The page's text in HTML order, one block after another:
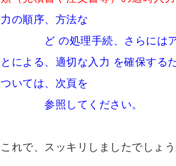
力の順序、方法な
ど の処理手続、さらにはアウ
とによる、適切な入力 を確保する
ついては、次頁を
参照してください。
これで、スッキリしましたでしょう